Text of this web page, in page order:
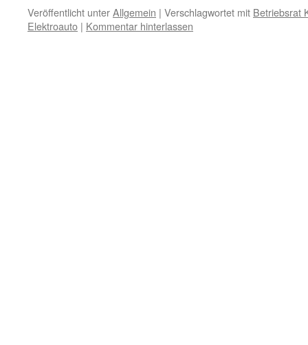
Veröffentlicht unterAllgemein | Verschlagwortet mit Betriebsrat
Elektroauto | Kommentar hinterlassen